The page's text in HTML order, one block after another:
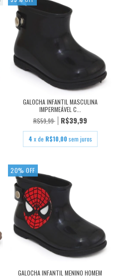
GALOCHA INFANTIL MASCULINA
IMPERMEÁVEL C...
R$59,99
R$39,99
4 x de R$10,00 sem juros
20% OFF
GALOCHA INFANTIL MENINO HOMEM